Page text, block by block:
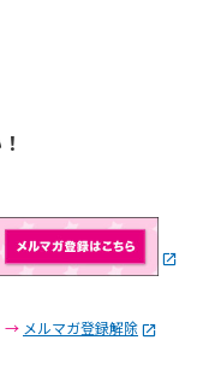
→ メルマガ登録解除